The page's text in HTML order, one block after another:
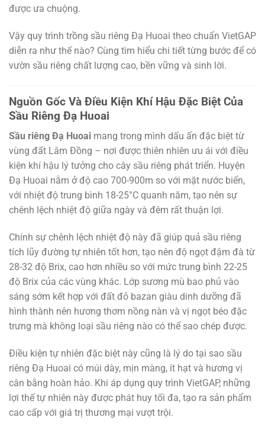
được ưa chuộng.
Vậy quy trình trồng sầu riêng Đạ Huoai theo chuẩn VietGAP
diễn ra như thế nào? Cùng tìm hiểu chi tiết từng bước để có
vườn sầu riêng chất lượng cao, bền vững và sinh lời.
Nguồn Gốc Và Điều Kiện Khí Hậu Đặc Biệt Của
Sầu Riêng Đạ Huoai
Sầu riêng Đạ Huoai mang trong mình dấu ấn đặc biệt từ
vùng đất Lâm Đồng – nơi được thiên nhiên ưu ái với điều
kiện khí hậu lý tưởng cho cây sầu riêng phát triển. Huyện
Đạ Huoai nằm ở độ cao 700-900m so với mặt nước biển,
với nhiệt độ trung bình 18-25°C quanh năm, tạo nên sự
chênh lệch nhiệt độ giữa ngày và đêm rất thuận lợi.
Chính sự chênh lệch nhiệt độ này đã giúp quả sầu riêng
tích lũy đường tự nhiên tốt hơn, tạo nên độ ngọt đậm đà từ
28-32 độ Brix, cao hơn nhiều so với mức trung bình 22-25
độ Brix của các vùng khác. Lớp sương mù bao phủ vào
sáng sớm kết hợp với đất đỏ bazan giàu dinh dưỡng đã
hình thành nên hương thơm nồng nàn và vị ngọt béo đặc
trưng mà không loại sầu riêng nào có thể sao chép được.
Điều kiện tự nhiên đặc biệt này cũng là lý do tại sao sầu
riêng Đạ Huoai có múi dày, mịn màng, ít hạt và hương vị
cân bằng hoàn hảo. Khi áp dụng quy trình VietGAP, những
lợi thế tự nhiên này được phát huy tối đa, tạo ra sản phẩm
cao cấp với giá trị thương mại vượt trội.